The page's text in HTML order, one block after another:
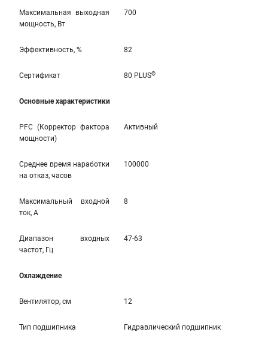
Максимальная выходная
мощность, Вт
700
Эффективность, % 82
Сертификат 80 PLUS®
Основные характеристики
PFC (Корректор фактора
мощности)
Активный
Среднее время наработки
на отказ, часов
100000
Максимальный входной
ток, А
8
Диапазон входных
частот, Гц
47-63
Охлаждение
Вентилятор, см 12
Тип подшипника Гидравлический подшипник